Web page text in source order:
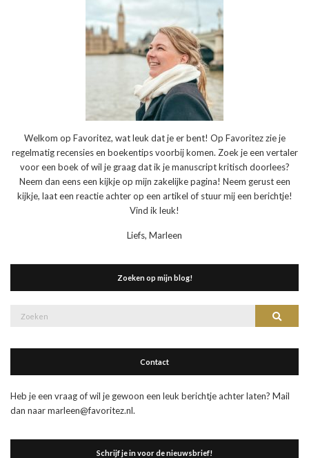
Welkom op Favoritez, wat leuk dat je er bent! Op Favoritez zie je
regelmatig recensies en boekentips voorbij komen. Zoek je een vertaler
voor een boek of wil je graag dat ik je manuscript kritisch doorlees?
Neem dan eens een kijkje op mijn zakelijke pagina! Neem gerust een
kijkje, laat een reactie achter op een artikel of stuur mij een berichtje!
Vind ik leuk!
Liefs, Marleen
Zoeken op mijn blog!
Contact
Heb je een vraag of wil je gewoon een leuk berichtje achter laten? Mail
dan naar marleen@favoritez.nl.
Schrijf je in voor de nieuwsbrief!